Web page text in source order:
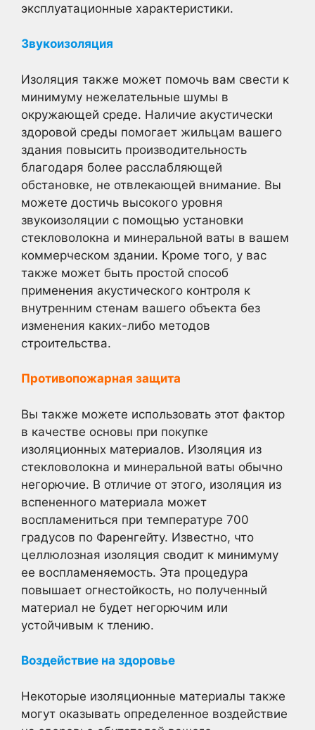
эксплуатационные характеристики.
Звукоизоляция
Изоляция также может помочь вам свести к
минимуму нежелательные шумы в
окружающей среде. Наличие акустически
здоровой среды помогает жильцам вашего
здания повысить производительность
благодаря более расслабляющей
обстановке, не отвлекающей внимание. Вы
можете достичь высокого уровня
звукоизоляции с помощью установки
стекловолокна и минеральной ваты в вашем
коммерческом здании. Кроме того, у вас
также может быть простой способ
применения акустического контроля к
внутренним стенам вашего объекта без
изменения каких-либо методов
строительства.
Противопожарная защита
Вы также можете использовать этот фактор
в качестве основы при покупке
изоляционных материалов. Изоляция из
стекловолокна и минеральной ваты обычно
негорючие. В отличие от этого, изоляция из
вспененного материала может
воспламениться при температуре 700
градусов по Фаренгейту. Известно, что
целлюлозная изоляция сводит к минимуму
ее воспламеняемость. Эта процедура
повышает огнестойкость, но полученный
материал не будет негорючим или
устойчивым к тлению.
Воздействие на здоровье
Некоторые изоляционные материалы также
могут оказывать определенное воздействие